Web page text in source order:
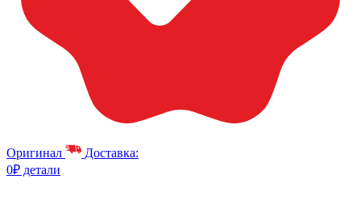
Оригинал
Доставка:
0₽ детали